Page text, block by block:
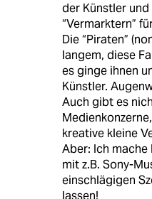
der Künstler
“Vermarktern”
Die “Piraten”
langem, diese
es ginge ihnen
Künstler.
Auch gibt es
kreative kleine
Aber: Ich
mit z.B. Sony-
einschlägigen
lassen!